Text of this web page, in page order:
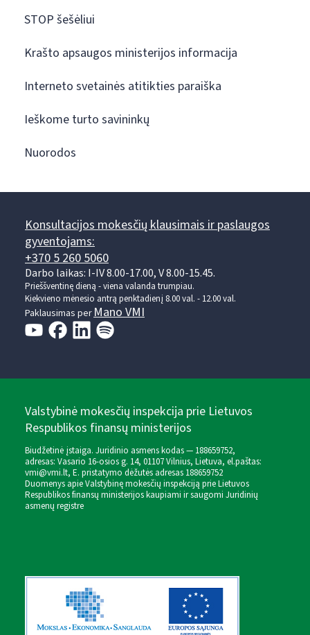
STOP šešėliui
Krašto apsaugos ministerijos informacija
Interneto svetainės atitikties paraiška
Ieškome turto savininkų
Nuorodos
Konsultacijos mokesčių klausimais ir paslaugos
gyventojams:
+370 5 260 5060
Darbo laikas: I-IV 8.00-17.00, V 8.00-15.45.
Prieššventinę dieną - viena valanda trumpiau.
Kiekvieno mėnesio antrą penktadienį 8.00 val. - 12.00 val.
Paklausimas per Mano VMI
Valstybinė mokesčių inspekcija prie Lietuvos
Respublikos finansų ministerijos
Biudžetinė įstaiga. Juridinio asmens kodas — 188659752,
adresas: Vasario 16-osios g. 14, 01107 Vilnius, Lietuva, el.paštas:
vmi@vmi.lt, E. pristatymo dėžutės adresas 188659752
Duomenys apie Valstybinę mokesčių inspekciją prie Lietuvos
Respublikos finansų ministerijos kaupiami ir saugomi Juridinių
asmenų registre